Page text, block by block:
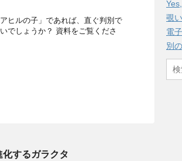
ヒルの子」であれば、直ぐ判別で
でしょうか？ 資料をご覧くださ
覗
電
別
化するガラクタ